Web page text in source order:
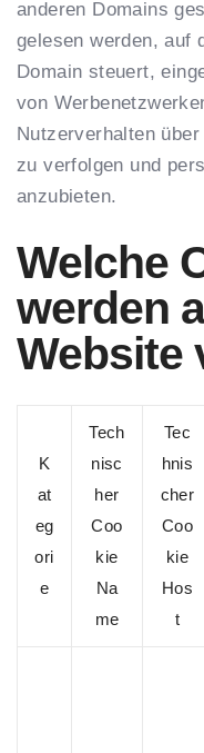
anderen Domains
gelesen werden, auf
Domain steuert,
von
Nutzerverhalten
zu verfolgen und
anzubieten.
Welche
werden
Website
K
at
eg
ori
e
Tech
nisc
her
Coo
kie
Na
me
Tec
hnis
cher
Coo
kie
Hos
t